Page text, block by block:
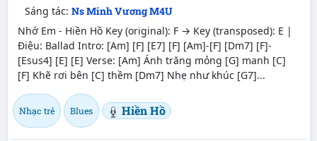
Sáng tác: Ns Minh Vương M4U
Nhớ Em - Hiền Hồ Key (original): F → Key (transposed): E |
Điệu: Ballad Intro: [Am] [F] [E7] [F] [Am]-[F] [Dm7] [F]-
[Esus4] [E] [E] Verse: [Am] Ánh trăng mỏng [G] manh [C]
[F] Khẽ rơi bên [C] thềm [Dm7] Nhẹ như khúc [G7]...
Nhạc trẻ Blues Hiền Hồ